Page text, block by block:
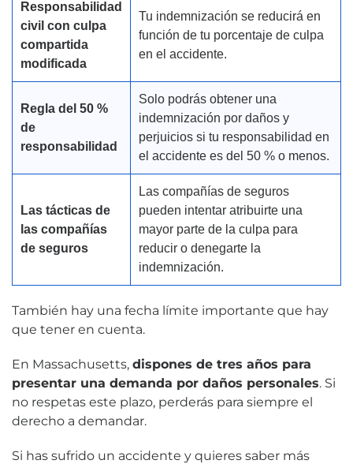
Responsabilidad
civil con culpa
compartida
modificada
Tu indemnización se reducirá en
función de tu porcentaje de culpa
en el accidente.
Regla del 50 %
de
responsabilidad
Solo podrás obtener una
indemnización por daños y
perjuicios si tu responsabilidad en
el accidente es del 50 % o menos.
Las tácticas de
las compañías
de seguros
Las compañías de seguros
pueden intentar atribuirte una
mayor parte de la culpa para
reducir o denegarte la
indemnización.
También hay una fecha límite importante que hay
que tener en cuenta.
En Massachusetts, dispones de tres años para
presentar una demanda por daños personales. Si
no respetas este plazo, perderás para siempre el
derecho a demandar.
Si has sufrido un accidente y quieres saber más